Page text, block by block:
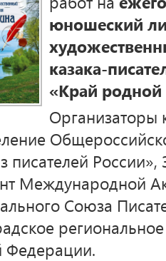
юношеский
казака-
«Край
Организаторы
писателей
Международной
Союза
Федерации.